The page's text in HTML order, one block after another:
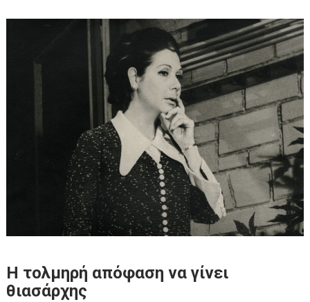
Η τολμηρή απόφαση να γίνει
θιασάρχης